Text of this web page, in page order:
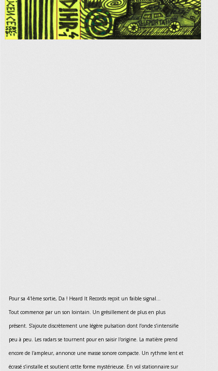
Pour sa 41ème sortie, Da ! Heard It Records reçoit un faible signal...
Tout commence par un son lointain. Un grésillement de plus en plus
présent. S’ajoute discrètement une légère pulsation dont l’onde s’intensifie
peu à peu. Les radars se tournent pour en saisir l'origine. La matière prend
encore de l'ampleur, annonce une masse sonore compacte. Un rythme lent et
écrasé s’installe et soutient cette forme mystérieuse. En vol stationnaire sur